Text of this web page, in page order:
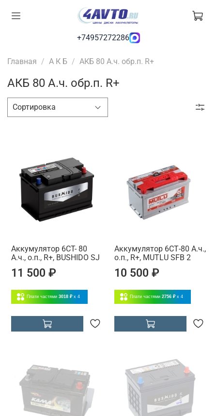
+74957272286
Главная А К Б АКБ 80 А.ч. обр.п. R+
АКБ 80 А.ч. обр.п. R+
Аккумулятор 6CT- 80
А.ч., о.п., R+, BUSHIDO SJ
11 500 ₽
Плати частями 3018 ₽ x 4
Аккумулятор 6СТ-80 А.ч.,
о.п., R+, MUTLU SFB 2
10 500 ₽
Плати частями 2756 ₽ x 4